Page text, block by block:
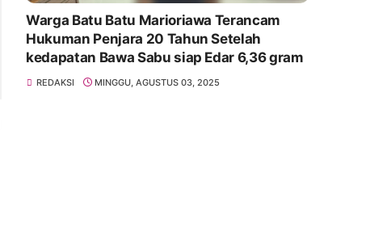
Warga Batu Batu Marioriawa Terancam
Hukuman Penjara 20 Tahun Setelah
kedapatan Bawa Sabu siap Edar 6,36 gram
REDAKSI MINGGU, AGUSTUS 03, 2025